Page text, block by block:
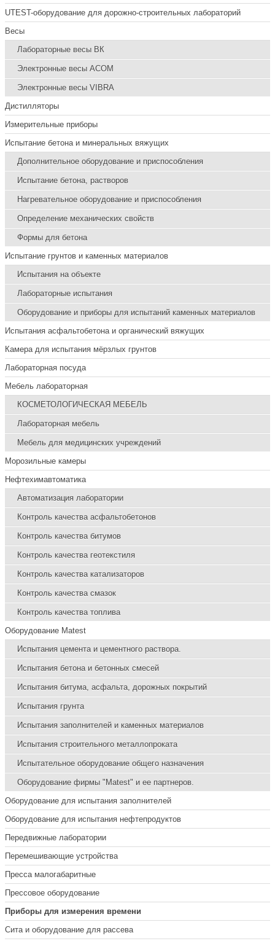
UTEST-оборудование для дорожно-строительных лабораторий
Весы
Лабораторные весы ВК
Электронные весы ACOM
Электронные весы VIBRA
Дистилляторы
Измерительные приборы
Испытание бетона и минеральных вяжущих
Дополнительное оборудование и приспособления
Испытание бетона, растворов
Нагревательное оборудование и приспособления
Определение механических свойств
Формы для бетона
Испытание грунтов и каменных материалов
Испытания на объекте
Лабораторные испытания
Оборудование и приборы для испытаний каменных материалов
Испытания асфальтобетона и органический вяжущих
Камера для испытания мёрзлых грунтов
Лабораторная посуда
Мебель лабораторная
КОСМЕТОЛОГИЧЕСКАЯ МЕБЕЛЬ
Лабораторная мебель
Мебель для медицинских учреждений
Морозильные камеры
Нефтехимавтоматика
Автоматизация лаборатории
Контроль качества асфальтобетонов
Контроль качества битумов
Контроль качества геотекстиля
Контроль качества катализаторов
Контроль качества смазок
Контроль качества топлива
Оборудование Matest
Испытания цемента и цементного раствора.
Испытания бетона и бетонных смесей
Испытания битума, асфальта, дорожных покрытий
Испытания грунта
Испытания заполнителей и каменных материалов
Испытания строительного металлопроката
Испытательное оборудование общего назначения
Оборудование фирмы "Matest" и ее партнеров.
Оборудование для испытания заполнителей
Оборудование для испытания нефтепродуктов
Передвижные лаборатории
Перемешивающие устройства
Пресса малогабаритные
Прессовое оборудование
Приборы для измерения времени
Сита и оборудование для рассева